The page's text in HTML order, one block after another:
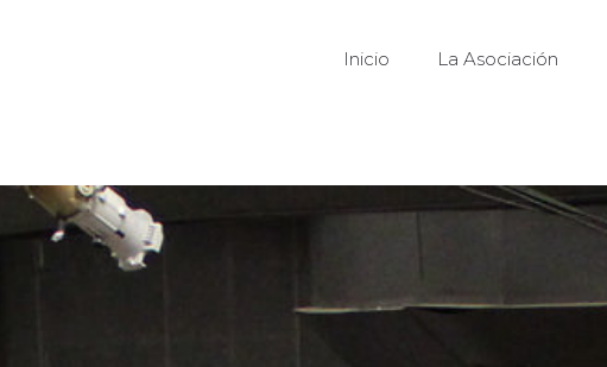
Inicio La Asociación